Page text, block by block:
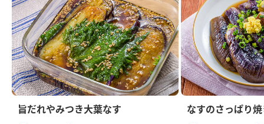
旨だれやみつき大葉なす なすのさっぱり